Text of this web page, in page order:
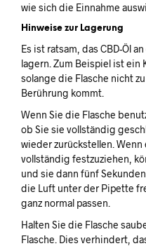
wie sich die Einnahme
Hinweise zur Lagerung
Es ist ratsam, das CBD-Öl
lagern. Zum Beispiel ist ein
solange die Flasche nicht
Berührung kommt.
Wenn Sie die Flasche
ob Sie sie vollständig
wieder zurückstellen.
vollständig festzuziehen,
und sie dann fünf
die Luft unter der Pipette
ganz normal passen.
Halten Sie die Flasche
Flasche. Dies verhindert,